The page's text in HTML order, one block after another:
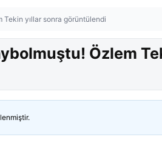
yıllar sonra görüntülendi
Özlem